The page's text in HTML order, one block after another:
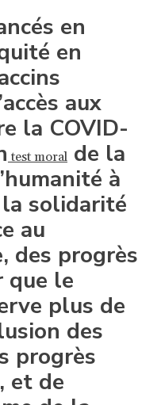
en
en
aux
la COVID-
test moral de la
à
solidarité
au
des progrès
que le
plus de
des
progrès
et de